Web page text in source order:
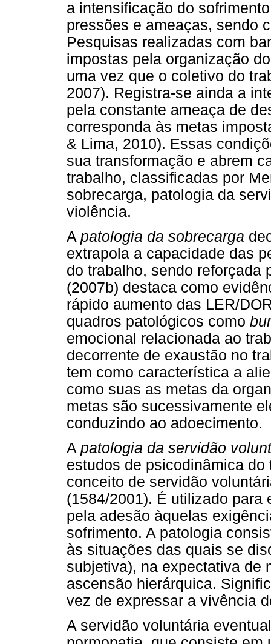
a intensificação do
pressões e ameaças, sendo
Pesquisas realizadas com
impostas pela organização
uma vez que o coletivo do
2007). Registra-se ainda a
pela constante ameaça de
corresponda às metas
& Lima, 2010). Essas
sua transformação e abrem
trabalho, classificadas por
sobrecarga, patologia da
violência.
A patologia da sobrecarga
extrapola a capacidade das
do trabalho, sendo reforçada
(2007b) destaca como
rápido aumento das LER/
quadros patológicos como
emocional relacionada ao
decorrente de exaustão no
tem como característica a
como suas as metas da
metas são sucessivamente
conduzindo ao adoecimento.
A patologia da servidão
estudos de psicodinâmica
conceito de servidão
(1584/2001). É utilizado
pela adesão àquelas
sofrimento. A patologia
às situações das quais se
subjetiva), na expectativa de
ascensão hierárquica.
vez de expressar a vivência
A servidão voluntária